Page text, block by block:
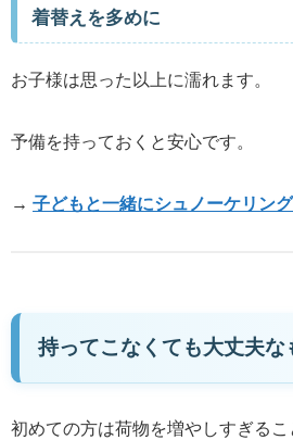
着替えを多めに
お子様は思った以上に濡れます。
予備を持っておくと安心です。
→ 子どもと一緒にシュノーケリン
持ってこなくても大丈夫な
初めての方は荷物を増やしすぎるこ